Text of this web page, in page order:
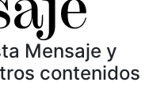
Mensaje y
contenidos